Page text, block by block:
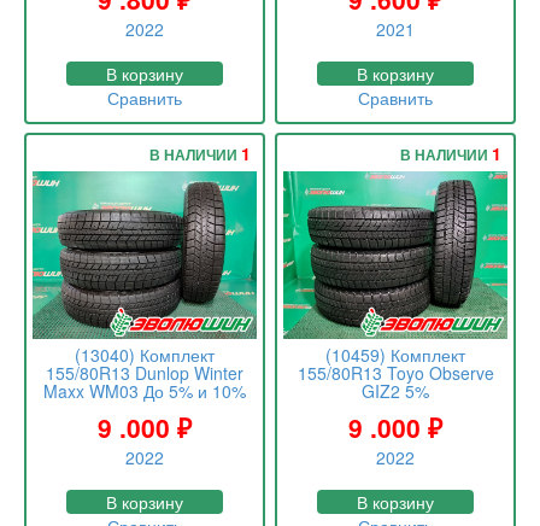
2022
В корзину
Сравнить
2021
В корзину
Сравнить
(13040) Комплект
155/80R13 Dunlop Winter
Maxx WM03 До 5% и 10%
9 .000 ₽
2022
В НАЛИЧИИ 1
В корзину
(10459) Комплект
155/80R13 Toyo Observe
GIZ2 5%
9 .000₽
2022
В НАЛИЧИИ 1
В корзину